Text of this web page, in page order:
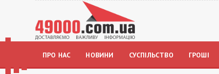
ПРО НАС НОВИНИ СУСПІЛЬСТВО ГРОШІ